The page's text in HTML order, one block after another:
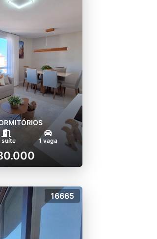
suíte 1 vaga
16665